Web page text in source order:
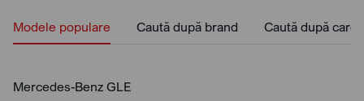
Modele populare Caută după brand Caută după
Mercedes-Benz GLE